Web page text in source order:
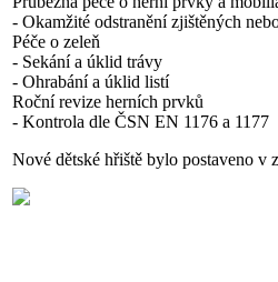
- Okamžité odstranění zjištěných
Péče o zeleň
- Sekání a úklid trávy
- Ohrabání a úklid listí
Roční revize herních prvků
- Kontrola dle ČSN EN 1176 a 1177
Nové dětské hřiště bylo postaveno v